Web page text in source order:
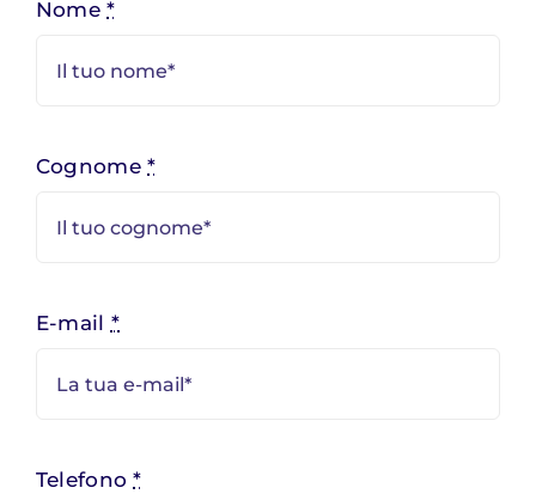
Nome*
Cognome*
E-mail *
Telefono*